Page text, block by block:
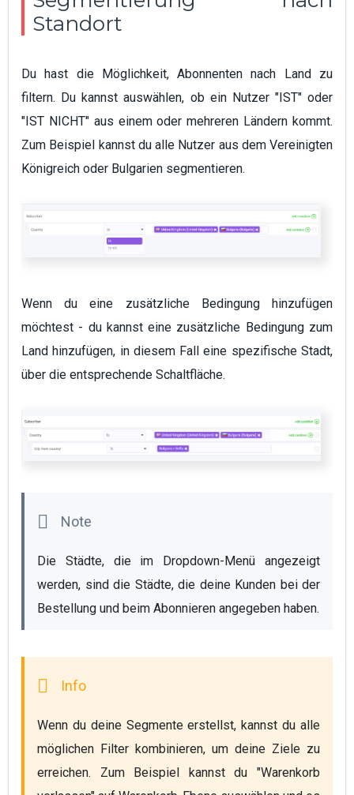
Standort
Du hast die Möglichkeit, Abonnenten nach Land zu
filtern. Du kannst auswählen, ob ein Nutzer "IST" oder
"IST NICHT" aus einem oder mehreren Ländern kommt.
Zum Beispiel kannst du alle Nutzer aus dem Vereinigten
Königreich oder Bulgarien segmentieren.
Wenn du eine zusätzliche Bedingung hinzufügen
möchtest - du kannst eine zusätzliche Bedingung zum
Land hinzufügen, in diesem Fall eine spezifische Stadt,
über die entsprechende Schaltfläche.
Die Städte, die im Dropdown-Menü angezeigt
werden, sind die Städte, die deine Kunden bei der
Bestellung und beim Abonnieren angegeben haben.
Wenn du deine Segmente erstellst, kannst du alle
möglichen Filter kombinieren, um deine Ziele zu
erreichen. Zum Beispiel kannst du "Warenkorb